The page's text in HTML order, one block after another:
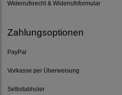
Widerrufsrecht & Widerrufsformular
Zahlungsoptionen
PayPal
Vorkasse per Überweisung
Selbstabholer